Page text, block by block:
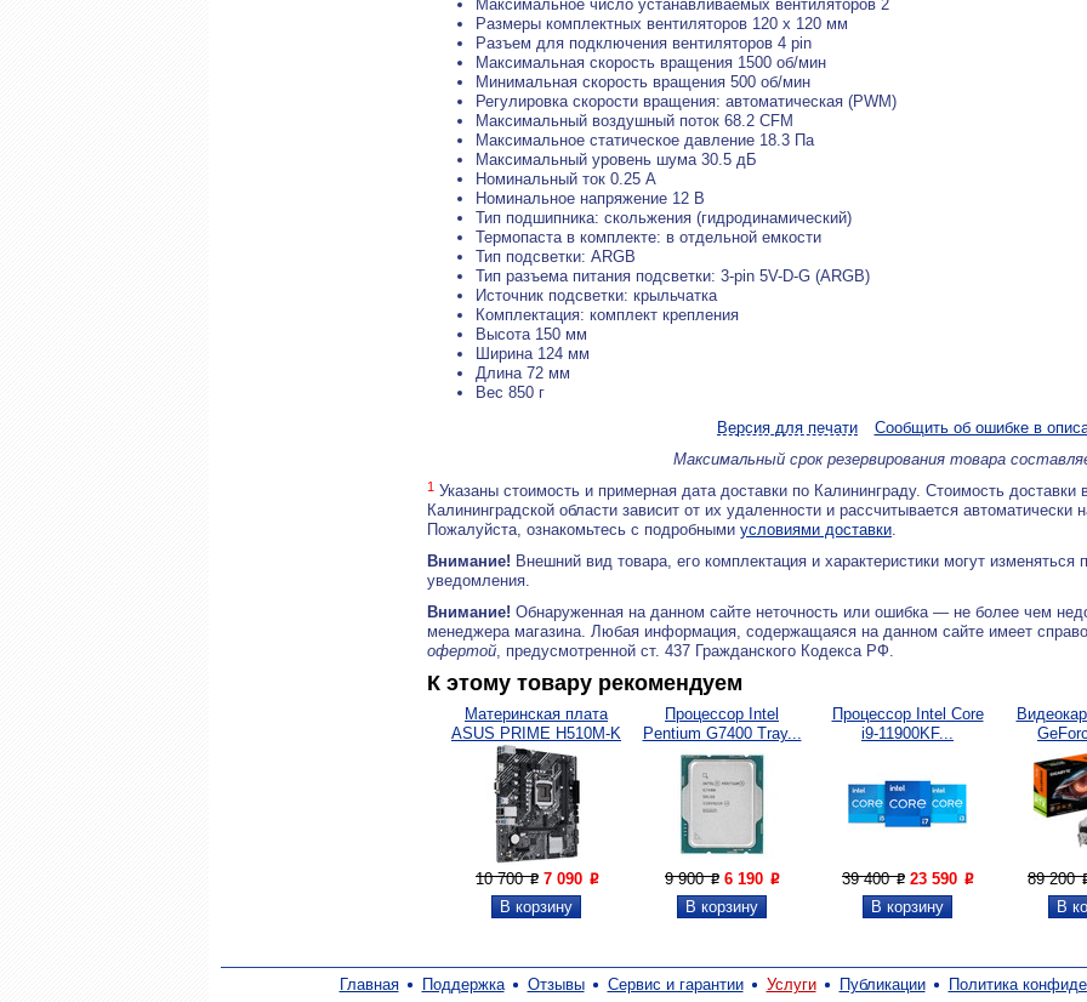
Максимальное число устанавливаемых вентиляторов 2
Размеры комплектных вентиляторов 120 x 120 мм
Разъем для подключения вентиляторов 4 pin
Максимальная скорость вращения 1500 об/мин
Минимальная скорость вращения 500 об/мин
Регулировка скорости вращения: автоматическая (PWM)
Максимальный воздушный поток 68.2 CFM
Максимальное статическое давление 18.3 Па
Максимальный уровень шума 30.5 дБ
Номинальный ток 0.25 А
Номинальное напряжение 12 В
Тип подшипника: скольжения (гидродинамический)
Термопаста в комплекте: в отдельной емкости
Тип подсветки: ARGB
Тип разъема питания подсветки: 3-pin 5V-D-G (ARGB)
Источник подсветки: крыльчатка
Комплектация: комплект крепления
Высота 150 мм
Ширина 124 мм
Длина 72 мм
Вес 850 г
Версия для печати
Сообщить об ошибке в
Максимальный срок резервирования товара
1 Указаны стоимость и примерная дата доставки по Калининграду. Стоимость доставки
Калининградской области зависит от их удаленности и рассчитывается автоматически
Пожалуйста, ознакомьтесь с подробными условиями доставки.
Внимание! Внешний вид товара, его комплектация и характеристики могут изменяться
уведомления.
Внимание! Обнаруженная на данном сайте неточность или ошибка — не более чем
менеджера магазина. Любая информация, содержащаяся на данном сайте имеет
офертой, предусмотренной ст. 437 Гражданского Кодекса РФ.
К этому товару рекомендуем
Материнская плата
ASUS PRIME H510M-K
10 700P 7 090 P
Процессор Intel
Pentium G7400 Tray...
9 900P 6 190 P
Процессор Intel Core
i9-11900KF...
39 400P 23 590 P 89 200
Главная Поддержка Отзывы Сервис и гарантии Услуги Публикации Политика